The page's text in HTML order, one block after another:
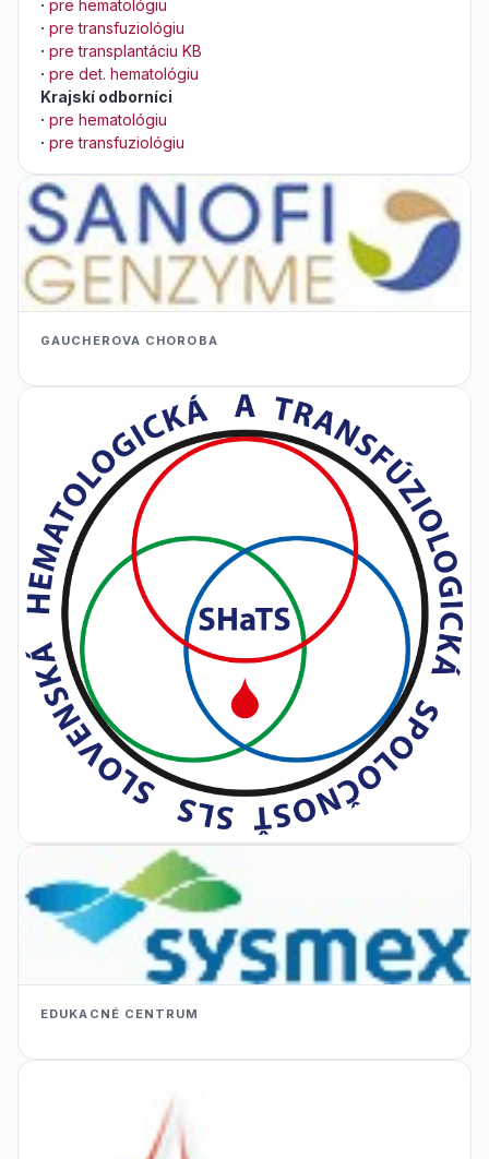
· pre hematológiu
· pre transfuziológiu
· pre transplantáciu KB
· pre det. hematológiu
Krajskí odborníci
· pre hematológiu
· pre transfuziológiu
GAUCHEROVA CHOROBA
EDUKACNÉ CENTRUM